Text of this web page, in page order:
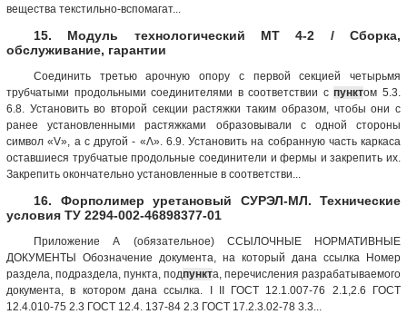
вещества текстильно-вспомагат...
15. Модуль технологический МТ 4-2 / Сборка,
обслуживание, гарантии
Соединить третью арочную опору с первой секцией четырьмя
трубчатыми продольными соединителями в соответствии спунктом 5.3.
6.8. Установить во второй секции растяжки таким образом, чтобы они с
ранее установленными растяжками образовывали с одной стороны
символ «V», а с другой - «Λ». 6.9. Установить на собранную часть каркаса
оставшиеся трубчатые продольные соединители и фермы и закрепить их.
Закрепить окончательно установленные в соответстви...
16. Форполимер уретановый СУРЭЛ-МЛ. Технические
условия ТУ 2294-002-46898377-01
Приложение А (обязательное) ССЫЛОЧНЫЕ НОРМАТИВНЫЕ
ДОКУМЕНТЫ Обозначение документа, на который дана ссылка Номер
раздела, подраздела, пункта, подпункта, перечисления разрабатываемого
документа, в котором дана ссылка. I II ГОСТ 12.1.007-76 2.1,2.6 ГОСТ
12.4.010-75 2.3 ГОСТ 12.4. 137-84 2.3 ГОСТ 17.2.3.02-78 3.3...